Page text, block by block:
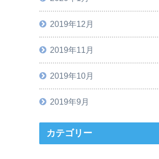
2019年12月
2019年11月
2019年10月
2019年9月
カテゴリー